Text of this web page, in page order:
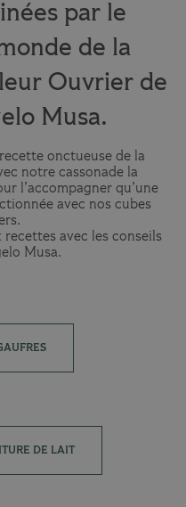
par le
de la
Ouvrier de
Musa.
onctueuse de la
notre cassonade la
l’accompagner qu’une
avec nos cubes
recettes avec les conseils
Musa.
DE LAIT